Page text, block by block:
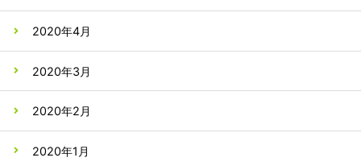
2020年4月
2020年3月
2020年2月
2020年1月